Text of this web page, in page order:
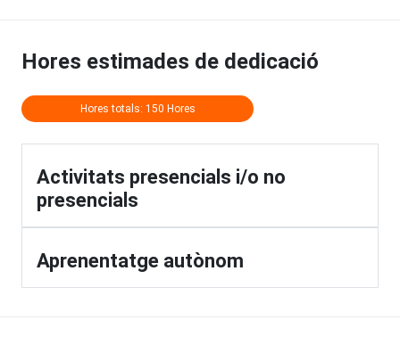
Hores estimades de dedicació
Hores totals: 150 Hores
Activitats presencials i/o no
presencials
Aprenentatge autònom